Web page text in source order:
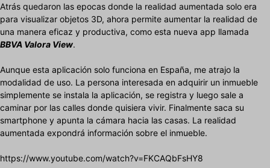
Atrás quedaron las epocas donde la realidad aumentada solo era
para visualizar objetos 3D, ahora permite aumentar la realidad de
una manera eficaz y productiva, como esta nueva app llamada
BBVA Valora View.
Aunque esta aplicación solo funciona en España, me atrajo la
modalidad de uso. La persona interesada en adquirir un inmueble
simplemente se instala la aplicación, se registra y luego sale a
caminar por las calles donde quisiera vivir. Finalmente saca su
smartphone y apunta la cámara hacia las casas. La realidad
aumentada expondrá información sobre el inmueble.
https://www.youtube.com/watch?v=FKCAQbFsHY8